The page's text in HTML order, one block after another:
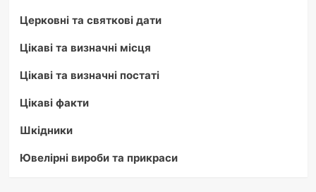
Церковні та святкові дати
Цікаві та визначні місця
Цікаві та визначні постаті
Цікаві факти
Шкідники
Ювелірні вироби та прикраси